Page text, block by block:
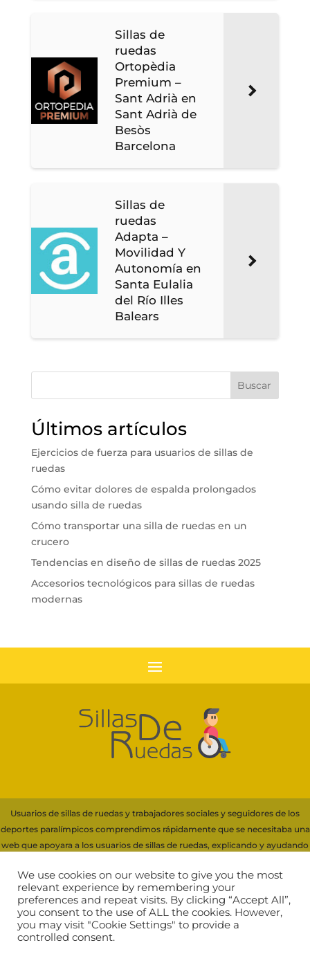
Sillas de
ruedas
Ortopèdia
Premium –
Sant Adrià en
Sant Adrià de
Besòs
Barcelona
Sillas de
ruedas
Adapta –
Movilidad Y
Autonomía en
Santa Eulalia
del Río Illes
Balears
Buscar
Últimos artículos
Ejercicios de fuerza para usuarios de sillas de
ruedas
Cómo evitar dolores de espalda prolongados
usando silla de ruedas
Cómo transportar una silla de ruedas en un
crucero
Tendencias en diseño de sillas de ruedas 2025
Accesorios tecnológicos para sillas de ruedas
modernas
Usuarios de sillas de ruedas y trabajadores sociales y seguidores de los
deportes paralímpicos comprendimos rápidamente que se necesitaba una
web que apoyara a los usuarios de sillas de ruedas, explicando y ayudando
Para financiar servidores y recursos necesarios de esta web, participamos
en programas de afiliación que generan ingresos por compras cualificadas,
incluyendo Amazon EU
Comprar silla de ruedas|
We use cookies on our website to give you the most
relevant experience by remembering your
preferences and repeat visits. By clicking “Accept All”,
you consent to the use of ALL the cookies. However,
you may visit "Cookie Settings" to provide a
controlled consent.